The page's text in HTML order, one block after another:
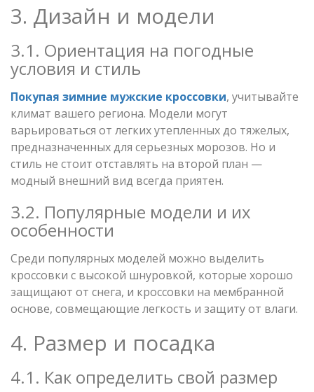
3. Дизайн и модели
3.1. Ориентация на погодные
условия и стиль
Покупая зимние мужские кроссовки, учитывайте
климат вашего региона. Модели могут
варьироваться от легких утепленных до тяжелых,
предназначенных для серьезных морозов. Но и
стиль не стоит отставлять на второй план —
модный внешний вид всегда приятен.
3.2. Популярные модели и их
особенности
Среди популярных моделей можно выделить
кроссовки с высокой шнуровкой, которые хорошо
защищают от снега, и кроссовки на мембранной
основе, совмещающие легкость и защиту от влаги.
4. Размер и посадка
4.1. Как определить свой размер